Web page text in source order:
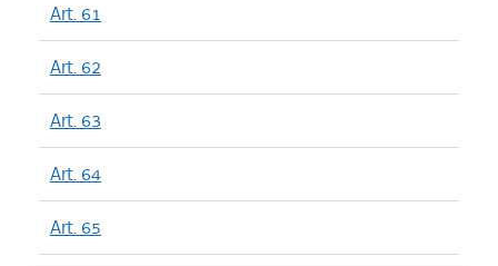
Art. 61
Art. 62
Art. 63
Art. 64
Art. 65